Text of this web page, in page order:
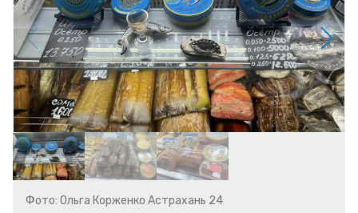
Фото: Ольга Корженко Астрахань 24